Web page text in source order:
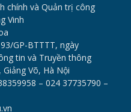
chính và Quản trị công
Vinh
GP-BTTTT, ngày
tin và Truyền thông
Võ, Hà Nội
– 024 37735790 –